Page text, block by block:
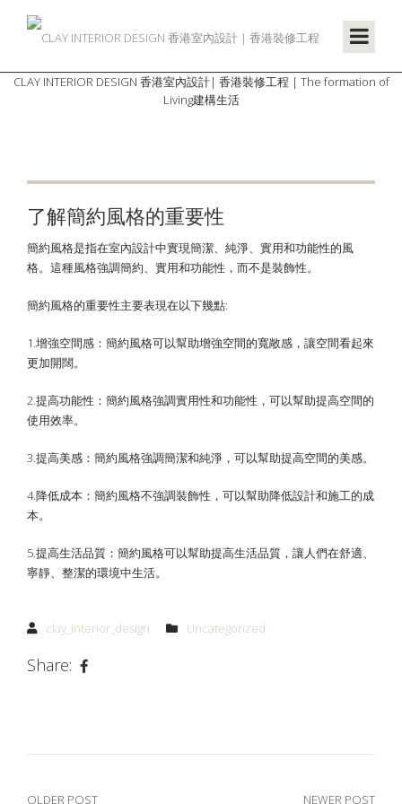
CLAY INTERIOR DESIGN 香港室內設計| 香港裝修工程 | The formation of
Living建構生活
了解簡約風格的重要性
簡約風格是指在室內設計中實現簡潔、純淨、實用和功能性的風
格。這種風格強調簡約、實用和功能性，而不是裝飾性。
簡約風格的重要性主要表現在以下幾點:
1.增強空間感：簡約風格可以幫助增強空間的寬敞感，讓空間看起來
更加開闊。
2.提高功能性：簡約風格強調實用性和功能性，可以幫助提高空間的
使用效率。
3.提高美感：簡約風格強調簡潔和純淨，可以幫助提高空間的美感。
4.降低成本：簡約風格不強調裝飾性，可以幫助降低設計和施工的成
本。
5.提高生活品質：簡約風格可以幫助提高生活品質，讓人們在舒適、
寧靜、整潔的環境中生活。
clay_interior_design Uncategorized
Share:
OLDER POST NEWER POST